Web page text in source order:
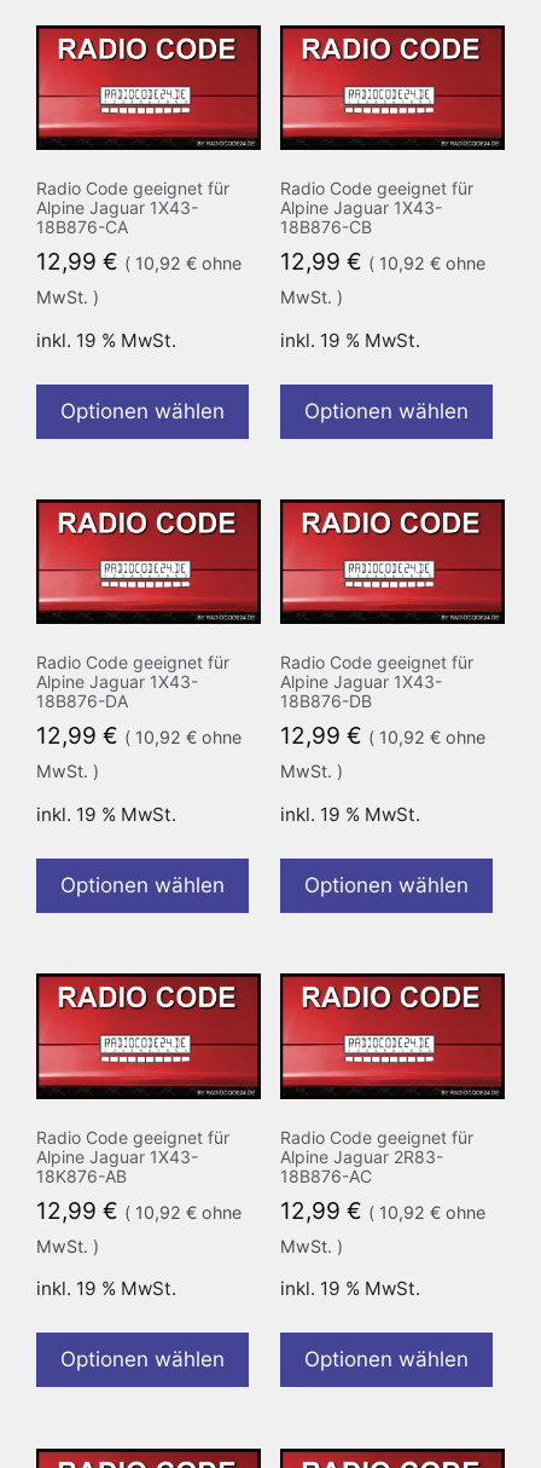
Radio Code geeignet für
Alpine Jaguar 1X43-
18B876-CA
12,99 € ( 10,92 € ohne
MwSt. )
inkl. 19 % MwSt.
Optionen wählen
Radio Code geeignet für
Alpine Jaguar 1X43-
18B876-CB
12,99 € ( 10,92 €ohne
MwSt. )
inkl. 19 % MwSt.
Optionen wählen
Radio Code geeignet für
Alpine Jaguar 1X43-
18B876-DA
12,99 € ( 10,92 € ohne
MwSt. )
inkl. 19 % MwSt.
Optionen wählen
Radio Code geeignet für
Alpine Jaguar 1X43-
18B876-DB
12,99 € ( 10,92 €ohne
MwSt. )
inkl. 19 % MwSt.
Optionen wählen
Radio Code geeignet für
Alpine Jaguar 1X43-
18K876-AB
12,99 € ( 10,92 € ohne
MwSt. )
inkl. 19 % MwSt.
Optionen wählen
Radio Code geeignet für
Alpine Jaguar 2R83-
18B876-AC
12,99 € ( 10,92 €ohne
MwSt. )
inkl. 19 % MwSt.
Optionen wählen